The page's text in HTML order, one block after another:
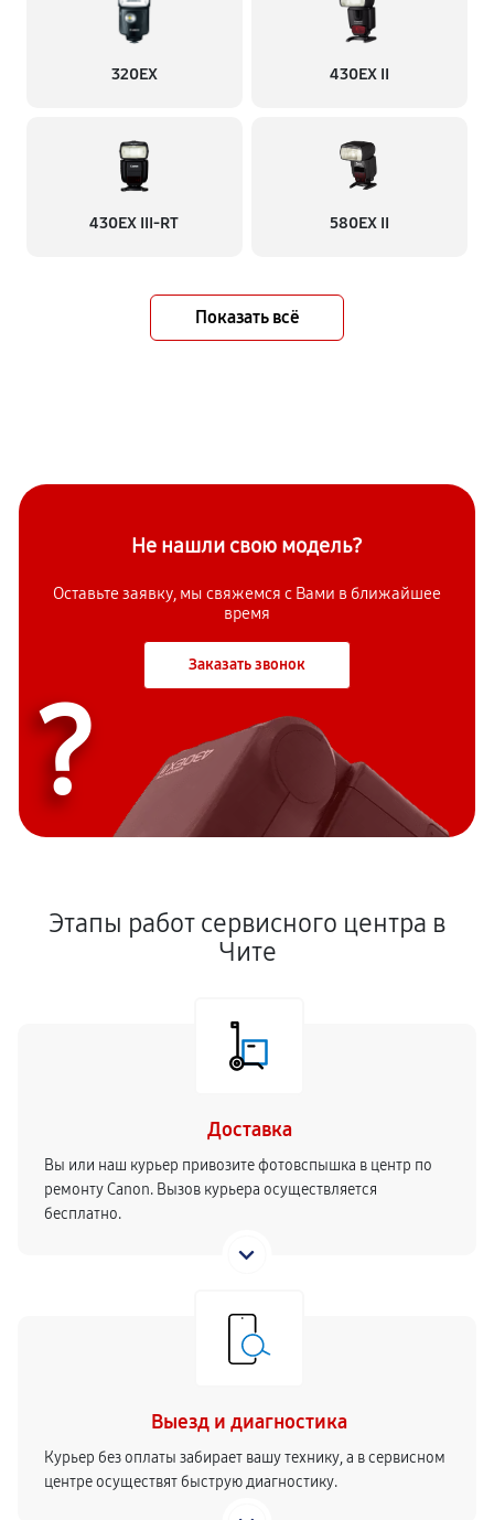
320EX 430EX II
430EX III-RT 580EX II
Показать всё
Не нашли свою модель?
Оставьте заявку, мы свяжемся с Вами в ближайшее
время
Заказать звонок
?
Этапы работ сервисного центра в
Чите
Доставка
Вы или наш курьер привозите фотовспышка в центр по
ремонту Canon. Вызов курьера осуществляется
бесплатно.
Выезд и диагностика
Курьер без оплаты забирает вашу технику, а в сервисном
центре осуществят быструю диагностику.